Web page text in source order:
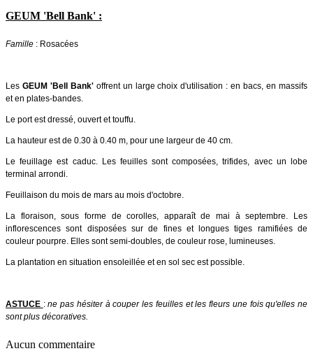
GEUM 'Bell Bank' :
Famille : Rosacées
Les GEUM 'Bell Bank' offrent un large choix d'utilisation : en bacs, en massifs
et en plates-bandes.
Le port est dressé, ouvert et touffu.
La hauteur est de 0.30 à 0.40 m, pour une largeur de 40 cm.
Le feuillage est caduc. Les feuilles sont composées, trifides, avec un lobe
terminal arrondi.
Feuillaison du mois de mars au mois d'octobre.
La floraison, sous forme de corolles, apparaît de mai à septembre. Les
inflorescences sont disposées sur de fines et longues tiges ramifiées de
couleur pourpre. Elles sont semi-doubles, de couleur rose, lumineuses.
La plantation en situation ensoleillée et en sol sec est possible.
ASTUCE :ne pas hésiter à couper les feuilles et les fleurs une fois qu'elles ne
sont plus décoratives.
Aucun commentaire